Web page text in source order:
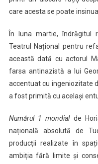
care acesta se poate
În luna martie, îndrăgitul
Teatrul Național pentru
această dată cu actorul
farsa antinazistă a lui
accentuat cu ingeniozitate
a fost primită cu același
Numărul 1 mondialde
națională absolută de
producții realizate în
ambiția fără limite și